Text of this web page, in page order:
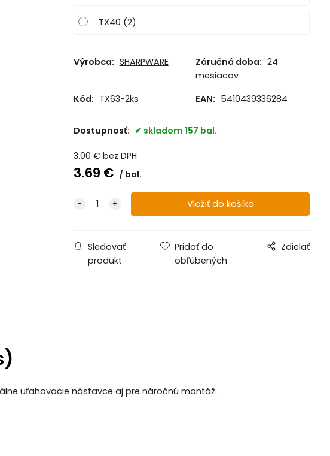
TX40 (2)
Výrobca: SHARPWARE Záručná doba: 24
mesiacov
Kód: TX63-2ks EAN: 5410439336284
Dostupnosť: skladom 157 bal.
3.00 € bez DPH
3.69 € bal.
Sledovať
produkt
Pridať do
obľúbených
Zdielať
uťahovacie nástavce aj pre náročnú montáž.